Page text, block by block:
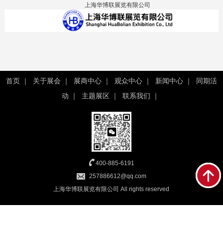
上海华博联展览有限公司
首页｜ 关于展会 ｜ 展商中心｜ 观众中心｜ 新闻中心｜ 同期活
动 ｜ 主题展区｜ 联系我们 ｜
400-885-6191
257886612@qq.com
上海华博联展览有限公司 All rights reserved